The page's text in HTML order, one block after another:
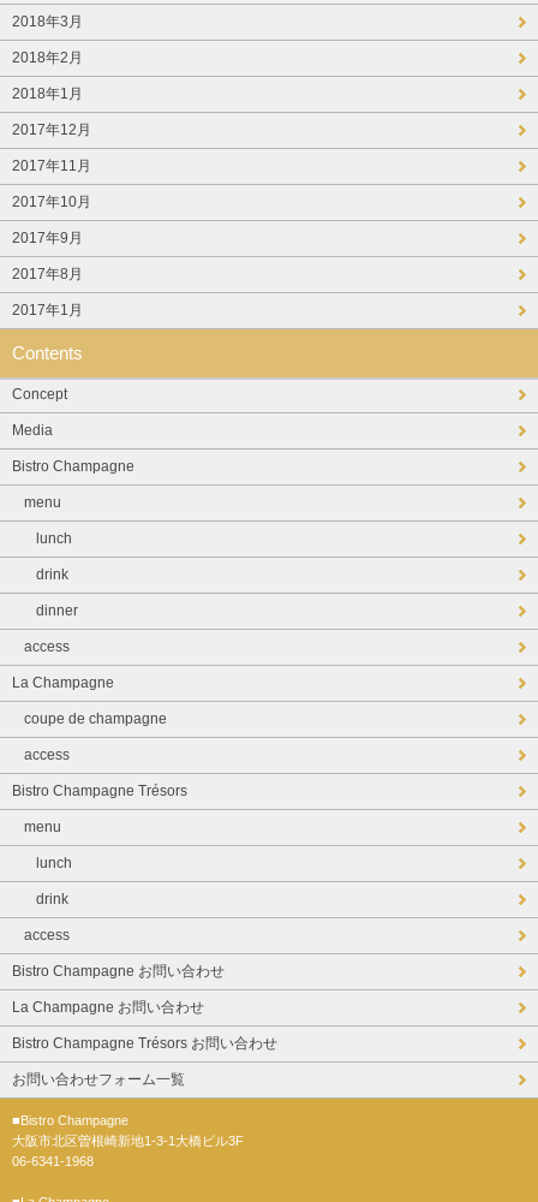
2018年3月
2018年2月
2018年1月
2017年12月
2017年11月
2017年10月
2017年9月
2017年8月
2017年1月
Contents
Concept
Media
Bistro Champagne
menu
lunch
drink
dinner
access
La Champagne
coupe de champagne
access
Bistro Champagne Trésors
menu
lunch
drink
access
Bistro Champagne お問い合わせ
La Champagne お問い合わせ
Bistro Champagne Trésors お問い合わせ
お問い合わせフォーム一覧
■Bistro Champagne
大阪市北区曽根崎新地1-3-1大橋ビル3F
06-6341-1968